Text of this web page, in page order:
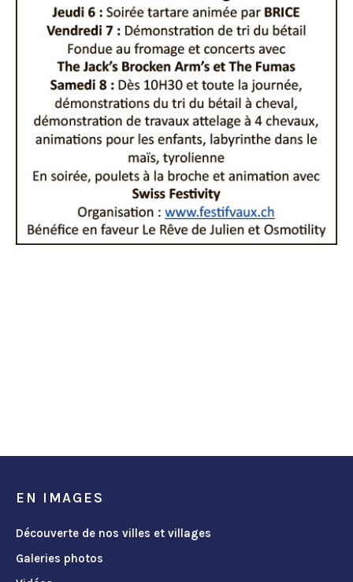
EN IMAGES
Découverte de nos villes et villages
Galeries photos